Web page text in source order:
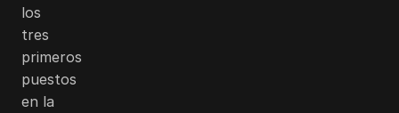
los
tres
primeros
puestos
en la